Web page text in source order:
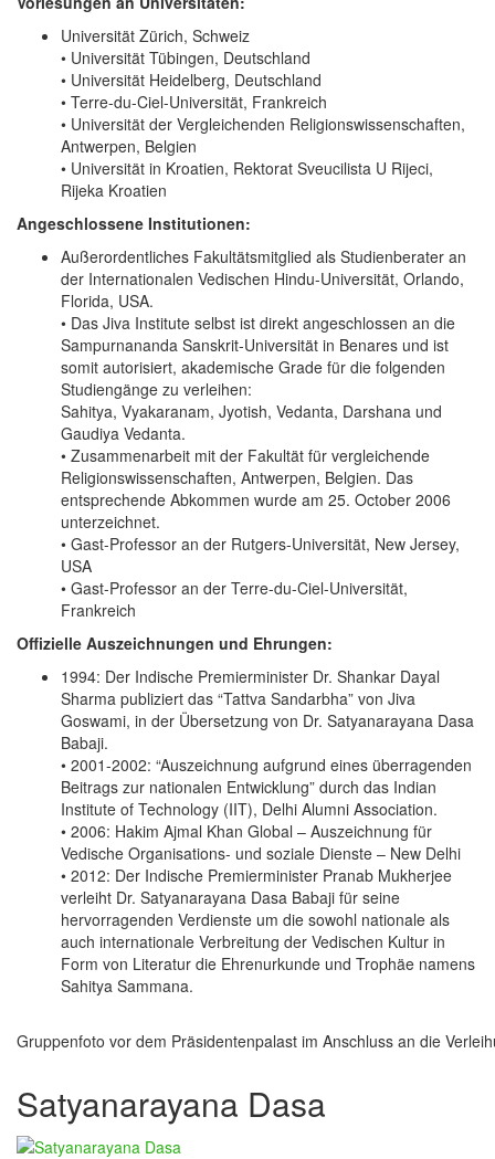
Universität Zürich, Schweiz
• Universität Tübingen, Deutschland
• Universität Heidelberg, Deutschland
• Terre-du-Ciel-Universität, Frankreich
• Universität der Vergleichenden Religionswissenschaften,
Antwerpen, Belgien
• Universität in Kroatien, Rektorat Sveucilista U Rijeci,
Rijeka Kroatien
Angeschlossene Institutionen:
Außerordentliches Fakultätsmitglied als Studienberater an
der Internationalen Vedischen Hindu-Universität, Orlando,
Florida, USA.
• Das Jiva Institute selbst ist direkt angeschlossen an die
Sampurnananda Sanskrit-Universität in Benares und ist
somit autorisiert, akademische Grade für die folgenden
Studiengänge zu verleihen:
Sahitya, Vyakaranam, Jyotish, Vedanta, Darshana und
Gaudiya Vedanta.
• Zusammenarbeit mit der Fakultät für vergleichende
Religionswissenschaften, Antwerpen, Belgien. Das
entsprechende Abkommen wurde am 25. October 2006
unterzeichnet.
• Gast-Professor an der Rutgers-Universität, New Jersey,
USA
• Gast-Professor an der Terre-du-Ciel-Universität,
Frankreich
Offizielle Auszeichnungen und Ehrungen:
1994: Der Indische Premierminister Dr. Shankar Dayal
Sharma publiziert das “Tattva Sandarbha” von Jiva
Goswami, in der Übersetzung von Dr. Satyanarayana Dasa
Babaji.
• 2001-2002: “Auszeichnung aufgrund eines überragenden
Beitrags zur nationalen Entwicklung” durch das Indian
Institute of Technology (IIT), Delhi Alumni Association.
• 2006: Hakim Ajmal Khan Global – Auszeichnung für
Vedische Organisations- und soziale Dienste – New Delhi
• 2012: Der Indische Premierminister Pranab Mukherjee
verleiht Dr. Satyanarayana Dasa Babaji für seine
hervorragenden Verdienste um die sowohl nationale als
auch internationale Verbreitung der Vedischen Kultur in
Form von Literatur die Ehrenurkunde und Trophäe namens
Sahitya Sammana.
Gruppenfoto vor dem Präsidentenpalast im Anschluss an die
Satyanarayana Dasa